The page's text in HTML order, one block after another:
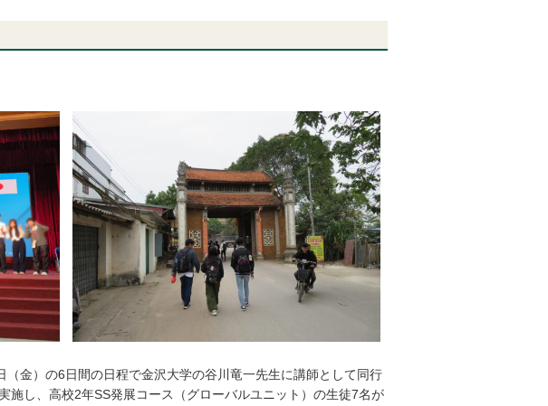
金）の6日間の日程で金沢大学の谷川竜一先生に講師として同行
施し、高校2年SS発展コース（グローバルユニット）の生徒7名が